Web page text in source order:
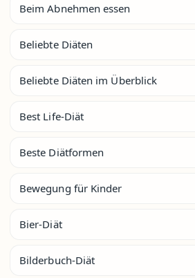
Beim Abnehmen essen
Beliebte Diäten
Beliebte Diäten im Überblick
Best Life-Diät
Beste Diätformen
Bewegung für Kinder
Bier-Diät
Bilderbuch-Diät